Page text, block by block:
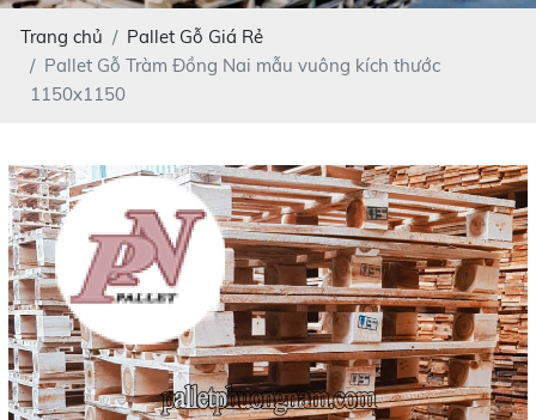
Trang chủ
Pallet Gỗ Giá Rẻ
Pallet Gỗ Tràm Đồng Nai mẫu vuông kích thước
1150x1150